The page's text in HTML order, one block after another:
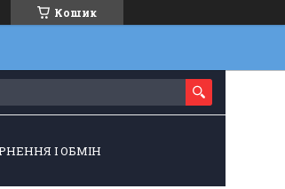
Кошик
І ОБМІН